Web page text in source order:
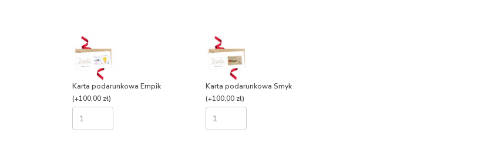
Karta podarunkowa Empik
(+100,00 zł)
Karta podarunkowa Smyk
(+100,00 zł)